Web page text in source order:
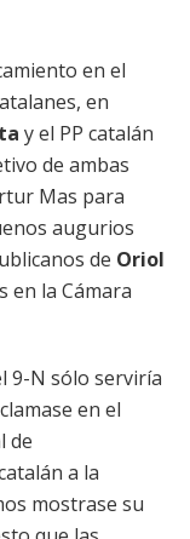
en el
en
y el PP catalán
de ambas
Mas para
augurios
de Oriol
en la Cámara
9-N sólo serviría
en el
de
a la
mostrase su